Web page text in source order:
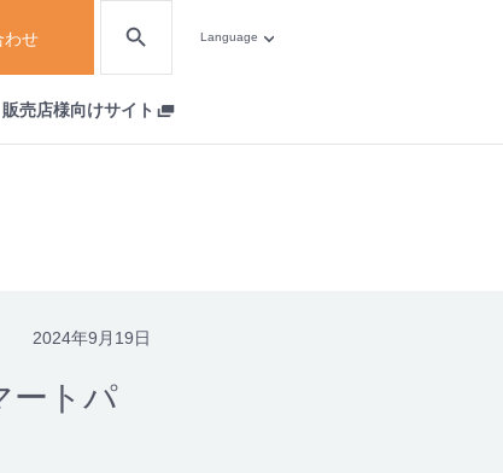
わせ Language
販売店様向けサイト
2024年9月19日
ートパ